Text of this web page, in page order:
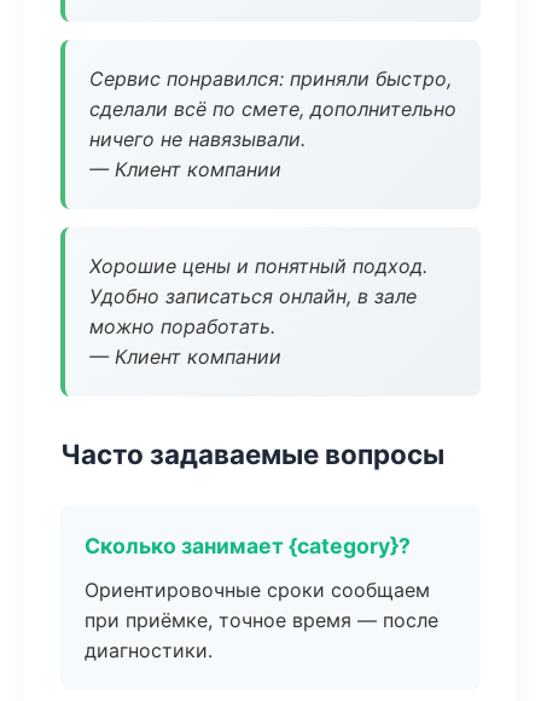
Сервис понравился: приняли быстро,
сделали всё по смете, дополнительно
ничего не навязывали.
— Клиент компании
Хорошие цены и понятный подход.
Удобно записаться онлайн, в зале
можно поработать.
— Клиент компании
Часто задаваемые вопросы
Сколько занимает {category}?
Ориентировочные сроки сообщаем
при приёмке, точное время — после
диагностики.